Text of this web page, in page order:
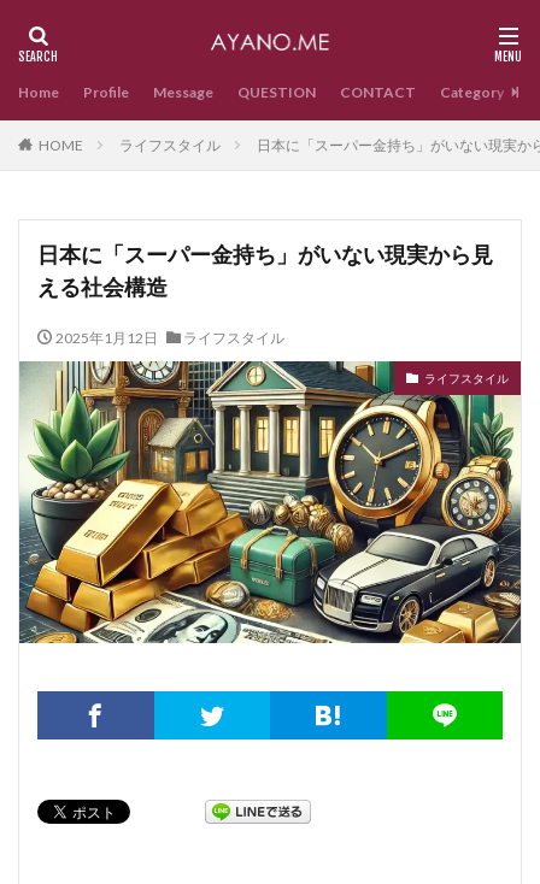
Home Profile Message QUESTION CONTACT Category
HOME ライフスタイル 日本に「スーパー金持ち」がいない現実か
日本に「スーパー金持ち」がいない現実から見
える社会構造
2025年1月12日 ライフスタイル
ライフスタイル